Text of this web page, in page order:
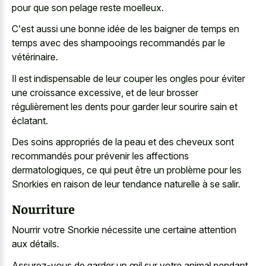
pour que son pelage reste moelleux.
C'est aussi une bonne idée de les baigner de temps en
temps avec des shampooings recommandés par le
vétérinaire.
Il est indispensable de leur couper les ongles pour éviter
une croissance excessive, et de leur brosser
régulièrement les dents pour garder leur sourire sain et
éclatant.
Des soins appropriés de la peau et des cheveux sont
recommandés pour prévenir les affections
dermatologiques, ce qui peut être un problème pour les
Snorkies en raison de leur tendance naturelle à se salir.
Nourriture
Nourrir votre Snorkie nécessite une certaine attention
aux détails.